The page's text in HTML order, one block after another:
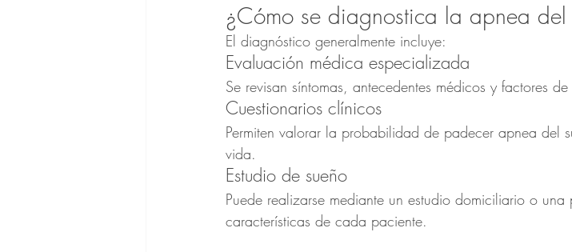
¿Cómo se diagnostica la apnea del
El diagnóstico generalmente incluye:
Evaluación médica especializada
Se revisan síntomas, antecedentes médicos y factores
Cuestionarios clínicos
Permiten valorar la probabilidad de padecer apnea del
vida.
Estudio de sueño
Puede realizarse mediante un estudio domiciliario o
características de cada paciente.